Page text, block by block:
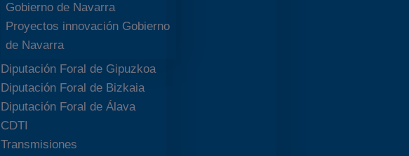
Gobierno de Navarra
Proyectos innovación Gobierno
de Navarra
Diputación Foral de Gipuzkoa
Diputación Foral de Bizkaia
Diputación Foral de Álava
CDTI
Transmisiones